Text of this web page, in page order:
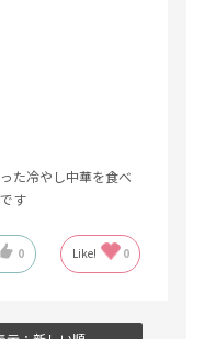
た冷やし中華を食べ
す
0 Like! 0